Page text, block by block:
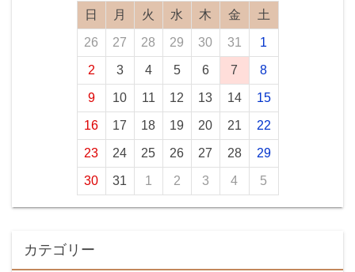
日曜日月曜日火曜日水曜日木曜日金曜日土曜日
26 27 28 29 30 31 1
2 3 4 5 6 7 8
9 10 11 12 13 14 15
16 17 18 19 20 21 22
23 24 25 26 27 28 29
30 31 1 2 3 4 5
カテゴリー